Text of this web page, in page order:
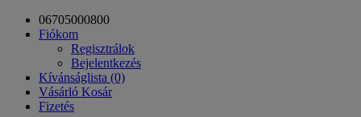
06705000800
Fiókom
Regisztrálok
Bejelentkezés
Kívánságlista (0)
Vásárló Kosár
Fizetés